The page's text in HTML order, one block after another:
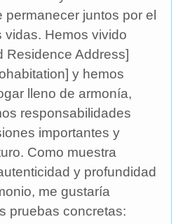
juntos por el
vidas. Hemos vivido
Residence Address]
y hemos
lleno de armonía,
responsabilidades
importantes y
Como muestra
y profundidad
me gustaría
pruebas concretas: